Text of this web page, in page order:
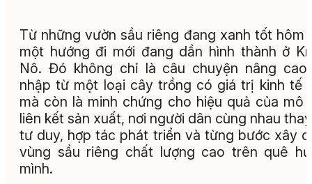
Từ những vườn sầu riêng đang xanh tốt hôm
một hướng đi mới đang dần hình thành ở
Nô. Đó không chỉ là câu chuyện nâng cao
nhập từ một loại cây trồng có giá trị kinh tế
mà còn là minh chứng cho hiệu quả của mô
liên kết sản xuất, nơi người dân cùng nhau
tư duy, hợp tác phát triển và từng bước xây
vùng sầu riêng chất lượng cao trên quê
mình.